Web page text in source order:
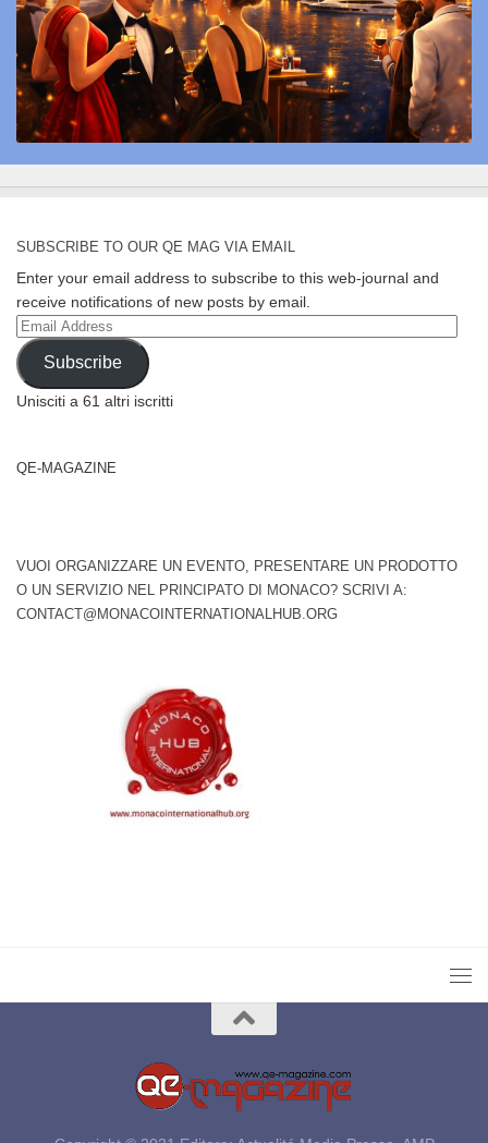
SUBSCRIBE TO OUR QE MAG VIA EMAIL
Enter your email address to subscribe to this web-journal and
receive notifications of new posts by email.
Email
Address
Subscribe
Unisciti a 61 altri iscritti
QE-MAGAZINE
VUOI ORGANIZZARE UN EVENTO, PRESENTARE UN PRODOTTO
O UN SERVIZIO NEL PRINCIPATO DI MONACO? SCRIVI A:
CONTACT@MONACOINTERNATIONALHUB.ORG